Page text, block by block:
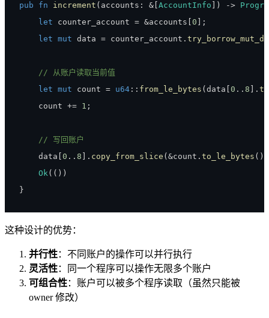
pub
fn increment ( accounts : & AccountInfo ) ->
let counter_account = &accounts 0
;
let mut data = counter_account .
// 从账户读取当前值
let mut count = u64 :: from_le_bytes ( data 0 .. 8 .
    count
+= 1 ;
// 写回账户
    data
0 .. 8 . copy_from_slice ( &count . to_le_bytes ( )
Ok( ( ) )
}
这种设计的优势：
并行性：不同账户的操作可以并行执行
灵活性：同一个程序可以操作无限多个账户
可组合性：账户可以被多个程序读取（虽然只能被
owner 修改）